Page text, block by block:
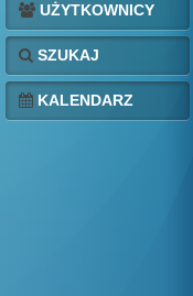
UŻYTKOWNICY
SZUKAJ
KALENDARZ